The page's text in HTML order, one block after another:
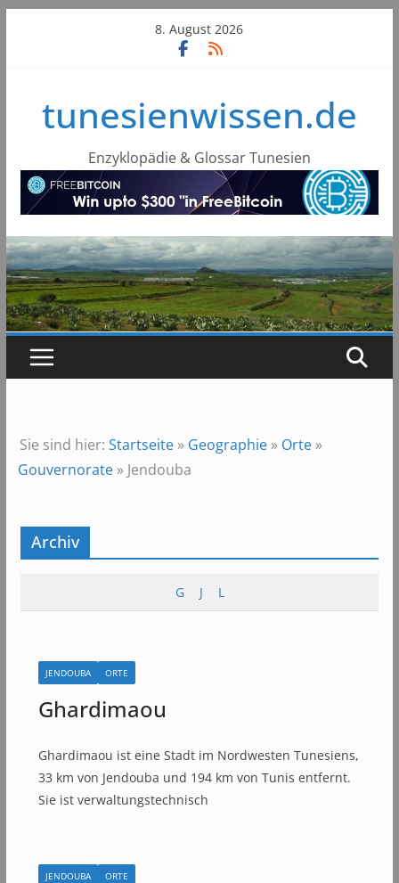
8. August 2026
tunesienwissen.de
Enzyklopädie & Glossar Tunesien
Sie sind hier: Startseite» Geographie» Orte»
Gouvernorate» Jendouba
Archiv
G J L
JENDOUBA ORTE
Ghardimaou
Ghardimaou ist eine Stadt im Nordwesten Tunesiens,
33 km von Jendouba und 194 km von Tunis entfernt.
Sie ist verwaltungstechnisch
JENDOUBA ORTE